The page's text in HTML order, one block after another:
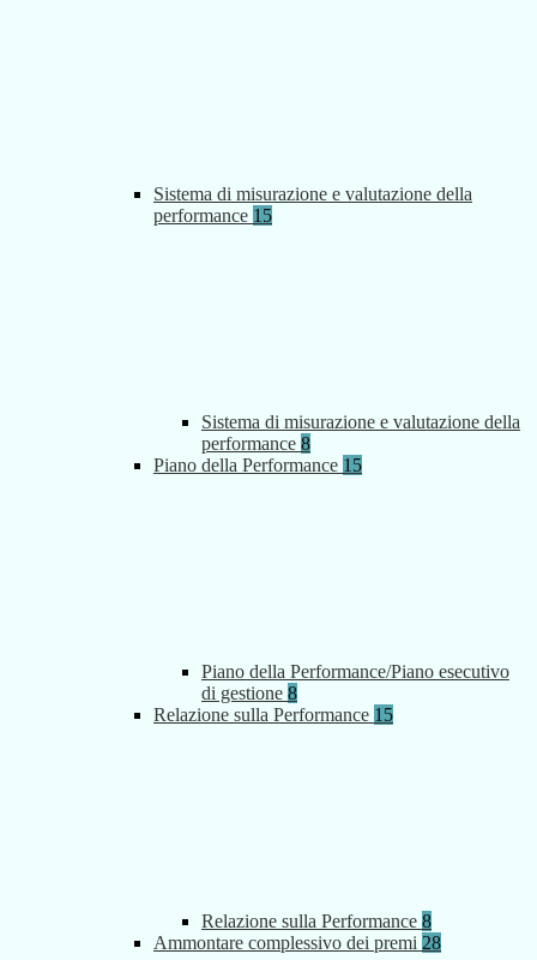
Sistema di misurazione e valutazione della
performance 15
Sistema di misurazione e valutazione della
performance 8
Piano della Performance 15
Piano della Performance/Piano esecutivo
di gestione 8
Relazione sulla Performance 15
Relazione sulla Performance 8
Ammontare complessivo dei premi 28